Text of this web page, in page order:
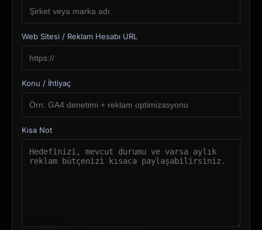
Web Sitesi / Reklam Hesabı URL
Konu / İhtiyaç
Kısa Not